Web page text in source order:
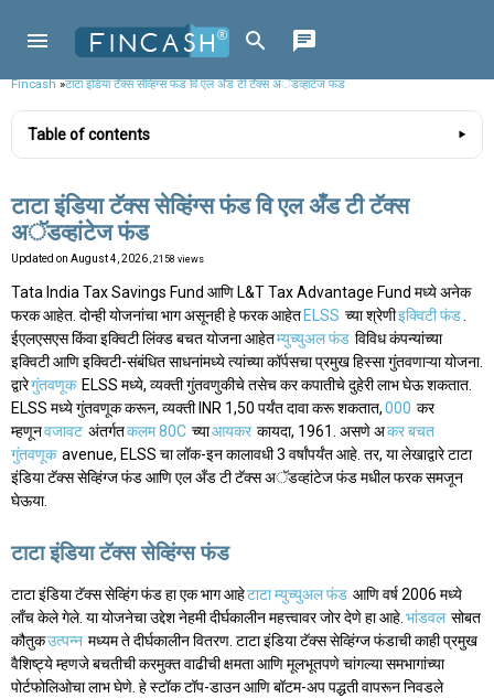
Fincash»टाटा इंडिया टॅक्स सेव्हिंग्स फंड वि एल अँड टी टॅक्स अॅडव्हांटेज फंड
Table of contents
टाटा इंडिया टॅक्स सेव्हिंग्स फंड वि एल अँड टी टॅक्स
अॅडव्हांटेज फंड
Updated on August 4, 2026 , 2158 views
Tata India Tax Savings Fund आणि L&T Tax Advantage Fund मध्ये अनेक
फरक आहेत. दोन्ही योजनांचा भाग असूनही हे फरक आहेत ELSS च्या श्रेणीइक्विटी फंड.
ईएलएसएस किंवा इक्विटी लिंक्ड बचत योजना आहेतम्युच्युअल फंड विविध कंपन्यांच्या
इक्विटी आणि इक्विटी-संबंधित साधनांमध्ये त्यांच्या कॉर्पसचा प्रमुख हिस्सा गुंतवणाऱ्या योजना.
द्वारेगुंतवणूक ELSS मध्ये, व्यक्ती गुंतवणुकीचे तसेच कर कपातीचे दुहेरी लाभ घेऊ शकतात.
ELSS मध्ये गुंतवणूक करून, व्यक्ती INR 1,50 पर्यंत दावा करू शकतात,000 कर
म्हणूनवजावट अंतर्गतकलम 80C च्याआयकर कायदा, 1961. असणे अकर बचत
गुंतवणूक avenue, ELSS चा लॉक-इन कालावधी 3 वर्षांपर्यंत आहे. तर, या लेखाद्वारे टाटा
इंडिया टॅक्स सेव्हिंग्ज फंड आणि एल अँड टी टॅक्स अॅडव्हांटेज फंड मधील फरक समजून
घेऊया.
टाटा इंडिया टॅक्स सेव्हिंग्स फंड
टाटा इंडिया टॅक्स सेव्हिंग फंड हा एक भाग आहेटाटा म्युच्युअल फंड आणि वर्ष 2006 मध्ये
लाँच केले गेले. या योजनेचा उद्देश नेहमी दीर्घकालीन महत्त्वावर जोर देणे हा आहे. भांडवल सोबत
कौतुकउत्पन्न मध्यम ते दीर्घकालीन वितरण. टाटा इंडिया टॅक्स सेव्हिंग्ज फंडाची काही प्रमुख
वैशिष्ट्ये म्हणजे बचतीची करमुक्त वाढीची क्षमता आणि मूलभूतपणे चांगल्या समभागांच्या
पोर्टफोलिओचा लाभ घेणे. हे स्टॉक टॉप-डाउन आणि बॉटम-अप पद्धती वापरून निवडले